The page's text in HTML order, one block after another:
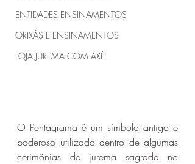
ENTIDADES ENSINAMENTOS
ORIXÁS E ENSINAMENTOS
LOJA JUREMA COM AXÉ
O Pentagrama é um símbolo antigo e
poderoso utilizado dentro de algumas
cerimônias de jurema sagrada no